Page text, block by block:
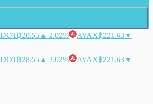
DOT฿28.55 ▲ 2.02% AVAX฿221.63▼
DOT฿28.55 ▲ 2.02% AVAX฿221.63▼